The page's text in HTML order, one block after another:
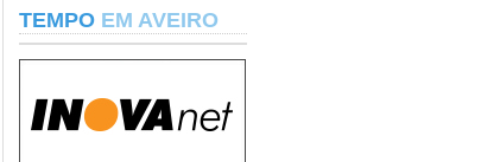
TEMPO EM AVEIRO